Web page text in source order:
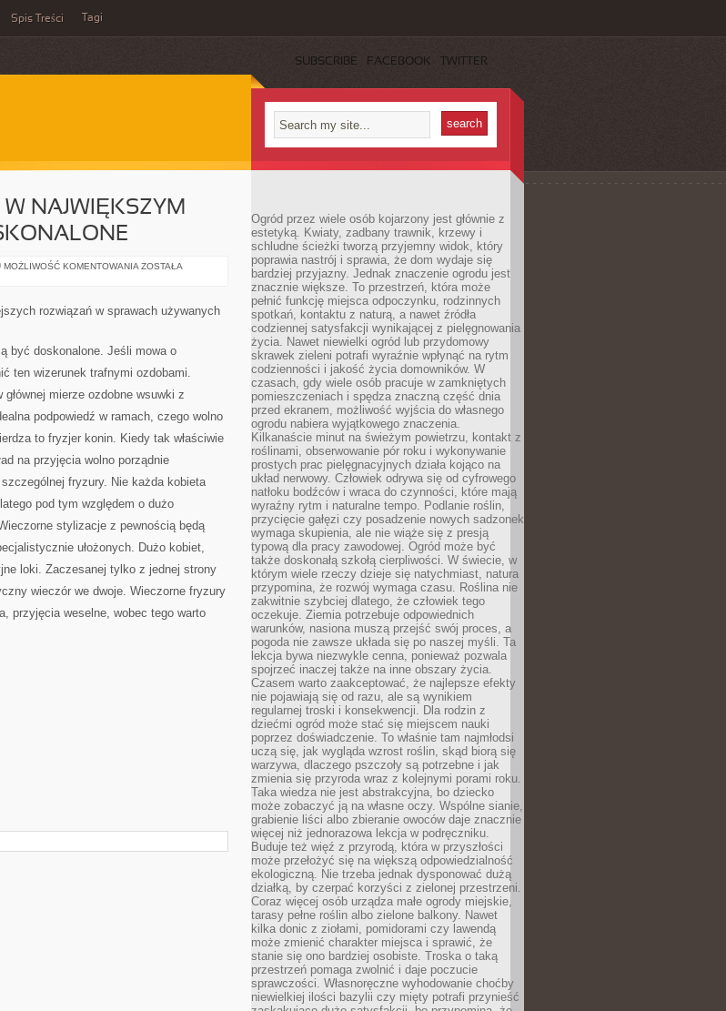
Spis Treści Tagi
SUBSCRIBE FACEBOOK TWITTER
W NAJWIĘKSZYM
MOŻLIWOŚĆ KOMENTOWANIA WIECZORNE
NAJWIĘKSZYM
STOPNIU
ZOSTAŁA
rozwiązań w sprawach używanych
być doskonalone. Jeśli mowa o
ten wizerunek trafnymi ozdobami.
mierze ozdobne wsuwki z
podpowiedź w ramach, czego wolno
to fryzjer konin. Kiedy tak właściwie
na przyjęcia wolno porządnie
fryzury. Nie każda kobieta
pod tym względem o dużo
stylizacje z pewnością będą
ułożonych. Dużo kobiet,
loki. Zaczesanej tylko z jednej strony
wieczór we dwoje. Wieczorne fryzury
przyjęcia weselne, wobec tego warto
Ogród przez wiele osób kojarzony jest głównie z
estetyką. Kwiaty, zadbany trawnik, krzewy i
schludne ścieżki tworzą przyjemny widok, który
poprawia nastrój i sprawia, że dom wydaje się
bardziej przyjazny. Jednak znaczenie ogrodu jest
znacznie większe. To przestrzeń, która może
pełnić funkcję miejsca odpoczynku, rodzinnych
spotkań, kontaktu z naturą, a nawet źródła
codziennej satysfakcji wynikającej z pielęgnowania
życia. Nawet niewielki ogród lub przydomowy
skrawek zieleni potrafi wyraźnie wpłynąć na rytm
codzienności i jakość życia domowników. W
czasach, gdy wiele osób pracuje w zamkniętych
pomieszczeniach i spędza znaczną część dnia
przed ekranem, możliwość wyjścia do własnego
ogrodu nabiera wyjątkowego znaczenia.
Kilkanaście minut na świeżym powietrzu, kontakt z
roślinami, obserwowanie pór roku i wykonywanie
prostych prac pielęgnacyjnych działa kojąco na
układ nerwowy. Człowiek odrywa się od cyfrowego
natłoku bodźców i wraca do czynności, które mają
wyraźny rytm i naturalne tempo. Podlanie roślin,
przycięcie gałęzi czy posadzenie nowych sadzonek
wymaga skupienia, ale nie wiąże się z presją
typową dla pracy zawodowej. Ogród może być
także doskonałą szkołą cierpliwości. W świecie, w
którym wiele rzeczy dzieje się natychmiast, natura
przypomina, że rozwój wymaga czasu. Roślina nie
zakwitnie szybciej dlatego, że człowiek tego
oczekuje. Ziemia potrzebuje odpowiednich
warunków, nasiona muszą przejść swój proces, a
pogoda nie zawsze układa się po naszej myśli. Ta
lekcja bywa niezwykle cenna, ponieważ pozwala
spojrzeć inaczej także na inne obszary życia.
Czasem warto zaakceptować, że najlepsze efekty
nie pojawiają się od razu, ale są wynikiem
regularnej troski i konsekwencji. Dla rodzin z
dziećmi ogród może stać się miejscem nauki
poprzez doświadczenie. To właśnie tam najmłodsi
uczą się, jak wygląda wzrost roślin, skąd biorą się
warzywa, dlaczego pszczoły są potrzebne i jak
zmienia się przyroda wraz z kolejnymi porami roku.
Taka wiedza nie jest abstrakcyjna, bo dziecko
może zobaczyć ją na własne oczy. Wspólne sianie,
grabienie liści albo zbieranie owoców daje znacznie
więcej niż jednorazowa lekcja w podręczniku.
Buduje też więź z przyrodą, która w przyszłości
może przełożyć się na większą odpowiedzialność
ekologiczną. Nie trzeba jednak dysponować dużą
działką, by czerpać korzyści z zielonej przestrzeni.
Coraz więcej osób urządza małe ogrody miejskie,
tarasy pełne roślin albo zielone balkony. Nawet
kilka donic z ziołami, pomidorami czy lawendą
może zmienić charakter miejsca i sprawić, że
stanie się ono bardziej osobiste. Troska o taką
przestrzeń pomaga zwolnić i daje poczucie
sprawczości. Własnoręczne wyhodowanie choćby
niewielkiej ilości bazylii czy mięty potrafi przynieść